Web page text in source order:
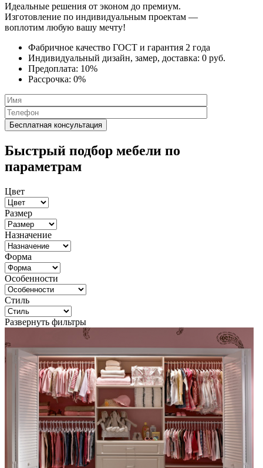
Идеальные решения от эконом до премиум.
Изготовление по индивидуальным проектам —
воплотим любую вашу мечту!
Фабричное качество ГОСТ и гарантия 2 года
Индивидуальный дизайн, замер, доставка: 0 руб.
Предоплата: 10%
Рассрочка: 0%
Быстрый подбор мебели по
параметрам
Цвет
Размер
Назначение
Форма
Особенности
Стиль
Развернуть фильтры